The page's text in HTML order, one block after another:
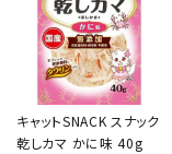
キャットSNACK スナック
乾しカマ かに味 40g